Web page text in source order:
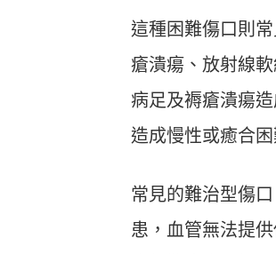
這種困難傷口則
瘡潰瘍、放射線
病足及褥瘡潰瘍
造成慢性或癒合困
常見的難治型傷
患，血管無法提